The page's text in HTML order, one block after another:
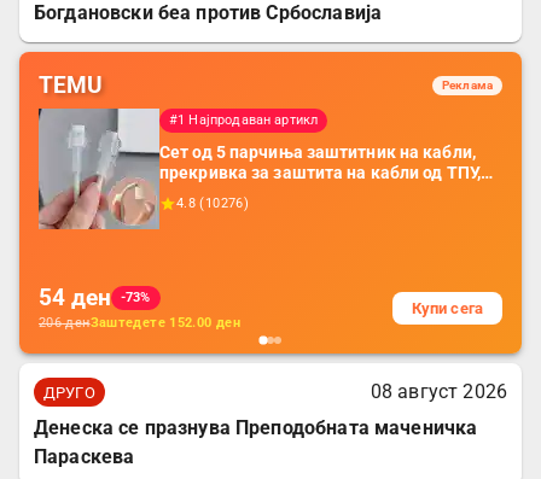
Богдановски беа против Србославија
TEMU Реклама
#1 Најпродаван артикл
Сет од 5 парчиња заштитник на кабли,
прекривка за заштита на кабли од ТПУ,
додатоци за заштита на кабли, без
батерија, за мобилни телефони, комплет
4.8 ( 10276)
54 ден
-73%
206денЗаштедете 152.00 ден
Купи сега
ДРУГО
08 август 2026
Денеска се празнува Преподобната маченичка
Параскева